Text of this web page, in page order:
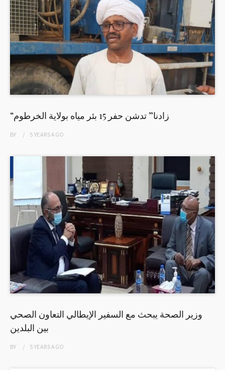
“زادنا” تدشن حفر 15 بئر مياه بولاية الخرطوم
BY 5 YEARSAGO
وزير الصحة يبحث مع السفير الإيطالي التعاون الصحي
بين البلدين
BY 5 YEARSAGO